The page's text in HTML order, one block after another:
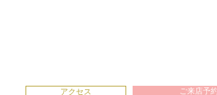
ご来店予約
アクセス